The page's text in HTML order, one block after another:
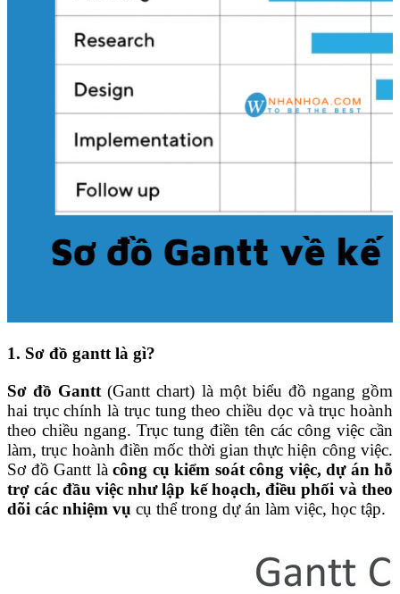
1. Sơ đồ gantt là gì?
Sơ đồ Gantt (Gantt chart) là một biểu đồ ngang gồm
hai trục chính là trục tung theo chiều dọc và trục hoành
theo chiều ngang. Trục tung điền tên các công việc cần
làm, trục hoành điền mốc thời gian thực hiện công việc.
Sơ đồ Gantt là công cụ kiểm soát công việc, dự án hỗ
trợ các đầu việc như lập kế hoạch, điều phối và theo
dõi các nhiệm vụ cụ thể trong dự án làm việc, học tập.